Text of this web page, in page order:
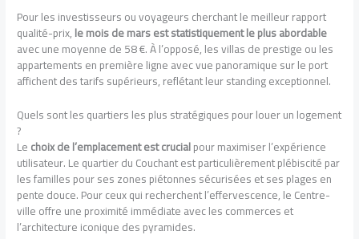
Pour les investisseurs ou voyageurs cherchant le meilleur rapport
qualité-prix,le mois de mars est statistiquement le plus abordable
avec une moyenne de 58 €. À l’opposé, les villas de prestige ou les
appartements en première ligne avec vue panoramique sur le port
affichent des tarifs supérieurs, reflétant leur standing exceptionnel.
Quels sont les quartiers les plus stratégiques pour louer un logement
?
Lechoix de l’emplacement est crucialpour maximiser l’expérience
utilisateur. Le quartier du Couchant est particulièrement plébiscité par
les familles pour ses zones piétonnes sécurisées et ses plages en
pente douce. Pour ceux qui recherchent l’effervescence, le Centre-
ville offre une proximité immédiate avec les commerces et
l’architecture iconique des pyramides.